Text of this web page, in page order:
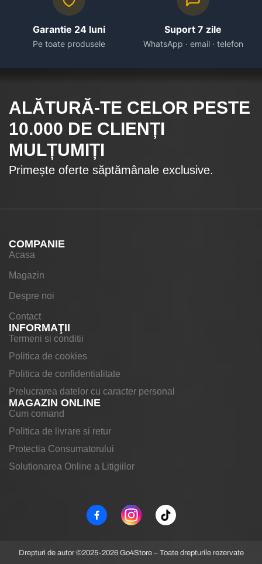
Garantie 24 luni
Pe toate produsele
Suport 7 zile
WhatsApp · email · telefon
ALĂTURĂ-TE CELOR PESTE
10.000 DE CLIENȚI
MULȚUMIȚI
Primește oferte săptămânale exclusive.
COMPANIE
Acasa
Magazin
Despre noi
Contact
INFORMAŢII
Termeni si conditii
Politica de cookies
Politica de confidentialitate
Prelucrarea datelor cu caracter personal
MAGAZIN ONLINE
Cum comand
Politica de livrare si retur
Protectia Consumatorului
Solutionarea Online a Litigiilor
Drepturi de autor ©2025-2026 Go4Store – Toate drepturile rezervate